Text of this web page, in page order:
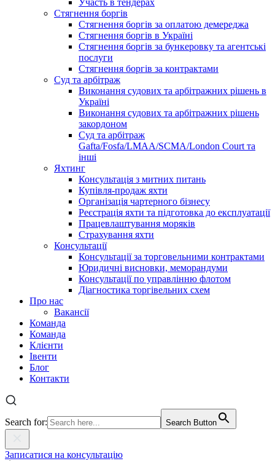
Участь в тендерах
Стягнення боргів
Стягнення боргів за оплатою демереджа
Стягнення боргів в Україні
Стягнення боргів за бункеровку та агентські
послуги
Стягнення боргів за контрактами
Суд та арбітраж
Виконання судових та арбітражних рішень в
Україні
Виконання судових та арбітражних рішень
закордоном
Суд та арбітраж
Gafta/Fosfa/LMAA/SCMA/London Court та
інші
Яхтинг
Консультація з митних питань
Купівля-продаж яхти
Організація чартерного бізнесу
Реєстрація яхти та підготовка до експлуатації
Працевлаштування моряків
Страхування яхти
Консультації
Консультації за торговельними контрактами
Юридичні висновки, меморандуми
Консультації по управлінню флотом
Діагностика торгівельних схем
Про нас
Вакансії
Команда
Команда
Клієнти
Івенти
Блог
Контакти
Search for: Search Button
Записатися на консультацію